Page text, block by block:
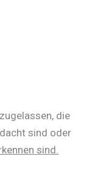
die
sind oder
sind.